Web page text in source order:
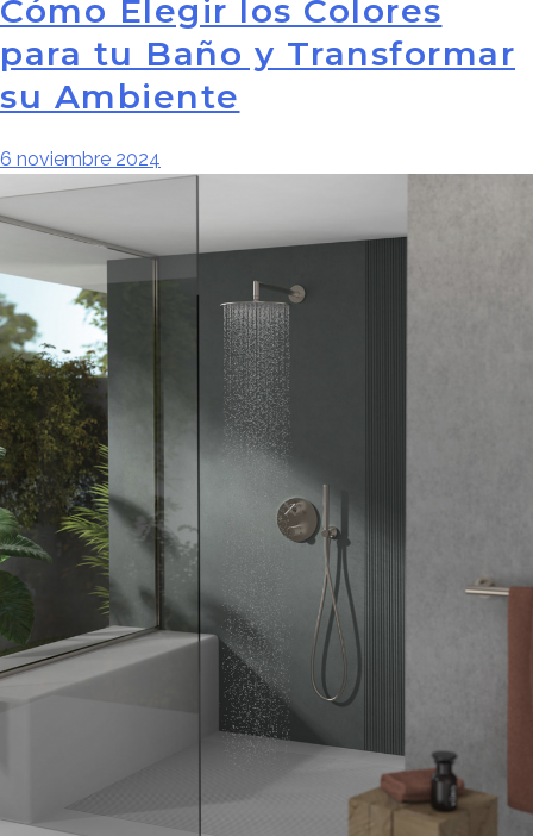
Cómo Elegir los Colores
para tu Baño y Transformar
su Ambiente
6 noviembre 2024
Guía completa para elegir la
mejor grifería de ducha
para tu baño